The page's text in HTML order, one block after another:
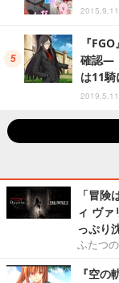
『
確認―
は11騎
「冒
ィ ヴ
っぷり
ふたつ
『空